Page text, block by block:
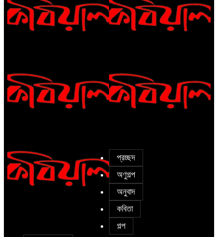
প্রচ্ছদ
অণুগল্প
অনুবাদ
কবিতা
গল্প